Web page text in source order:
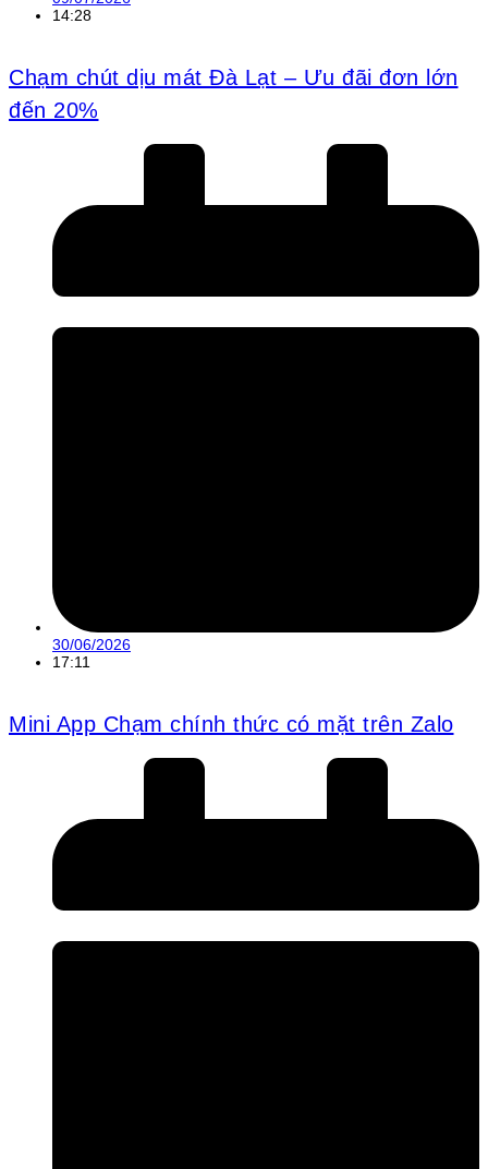
14:28
Chạm chút dịu mát Đà Lạt – Ưu đãi đơn lớn
đến 20%
30/06/2026
17:11
Mini App Chạm chính thức có mặt trên Zalo